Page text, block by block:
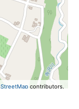
contributors.